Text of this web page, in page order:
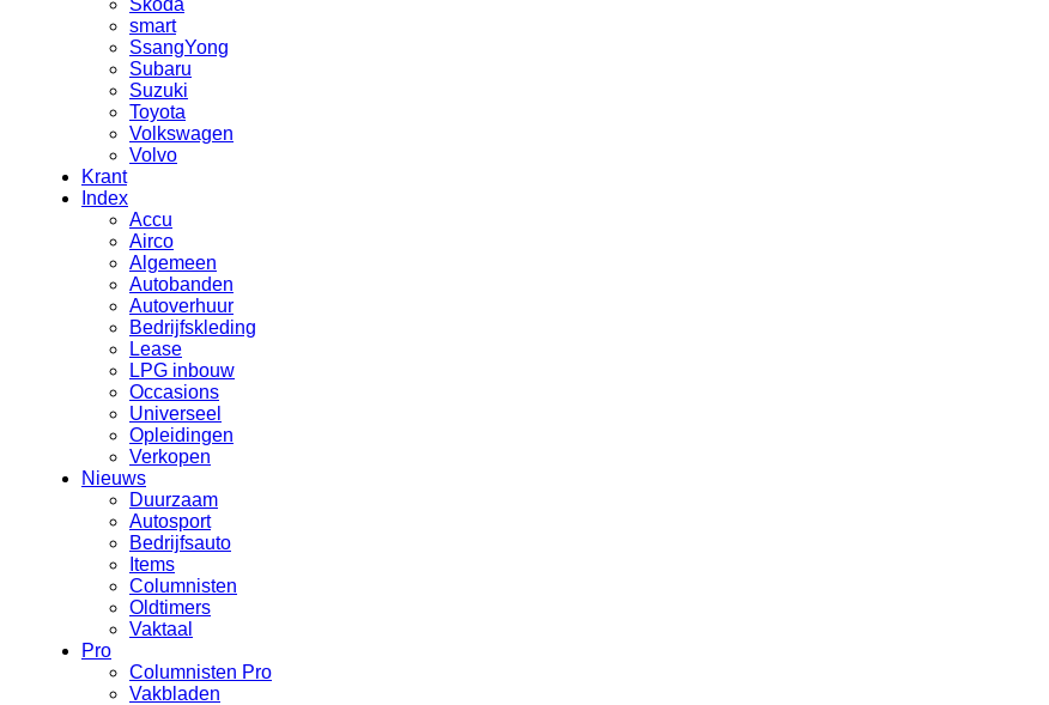
Skoda
smart
SsangYong
Subaru
Suzuki
Toyota
Volkswagen
Volvo
Krant
Index
Accu
Airco
Algemeen
Autobanden
Autoverhuur
Bedrijfskleding
Lease
LPG inbouw
Occasions
Universeel
Opleidingen
Verkopen
Nieuws
Duurzaam
Autosport
Bedrijfsauto
Items
Columnisten
Oldtimers
Vaktaal
Pro
Columnisten Pro
Vakbladen